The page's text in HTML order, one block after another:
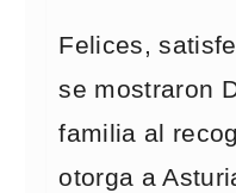
Felices,
se mostraron
familia al
otorga a